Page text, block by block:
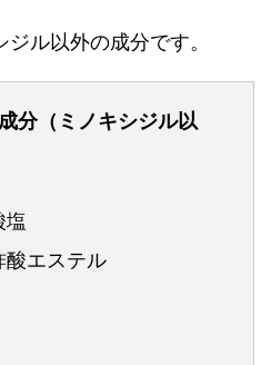
ル以外の成分です。
分（ミノキシジル以
塩
酸エステル